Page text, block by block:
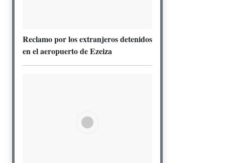
Reclamo por los extranjeros detenidos
en el aeropuerto de Ezeiza